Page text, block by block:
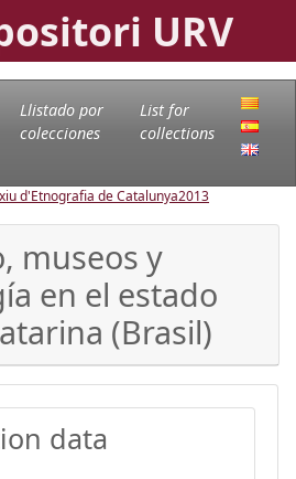
URV
Llistado por
colecciones
List for
collections
d'Etnografia de Catalunya2013
museos y
en el estado
(Brasil)
data